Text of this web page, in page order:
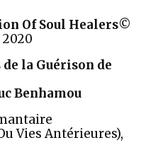
Of Soul Healers©
la Guérison de
Benhamou
Vies Antérieures),